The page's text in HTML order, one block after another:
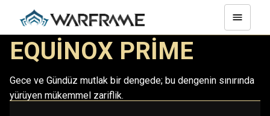
EQUINOX PRIME
Gece ve Gündüz mutlak bir dengede; bu dengenin sınırında
yürüyen mükemmel zariflik.